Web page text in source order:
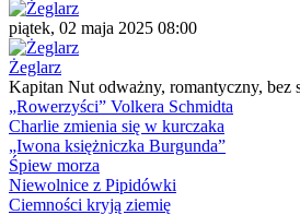
piątek, 02 maja 2025 08:00
Żeglarz
Kapitan Nut odważny, romantyczny, bez
„Rowerzyści” Volkera Schmidta
Charlie zmienia się w kurczaka
„Iwona księżniczka Burgunda”
Śpiew morza
Niewolnice z Pipidówki
Ciemności kryją ziemię